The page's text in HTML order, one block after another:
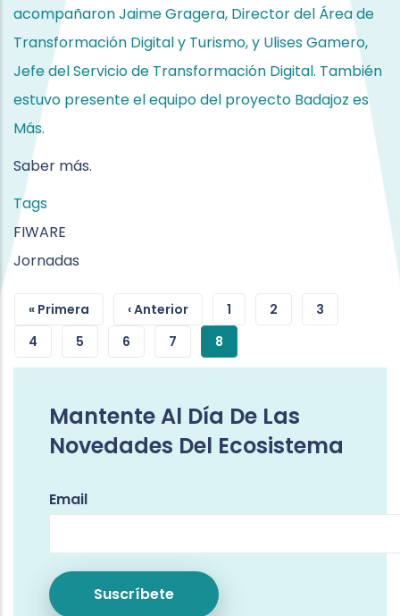
acompañaron Jaime Gragera, Director del Área de
Transformación Digital y Turismo, y Ulises Gamero,
Jefe del Servicio de Transformación Digital. También
estuvo presente el equipo del proyecto Badajoz es
Más.
Saber más.
Tags
FIWARE
Jornadas
« Primera ‹ Anterior 1 2
3
4
5 6 7 8
Mantente Al Día De Las
Novedades Del Ecosistema
Email